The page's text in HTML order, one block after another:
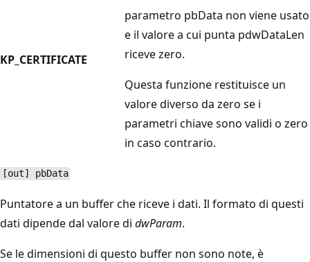
KP_CERTIFICATE
parametro pbData non viene usato
e il valore a cui punta pdwDataLen
riceve zero.
Questa funzione restituisce un
valore diverso da zero se i
parametri chiave sono validi o zero
in caso contrario.
[out] pbData
Puntatore a un buffer che riceve i dati. Il formato di questi
dati dipende dal valore di dwParam.
Se le dimensioni di questo buffer non sono note, è